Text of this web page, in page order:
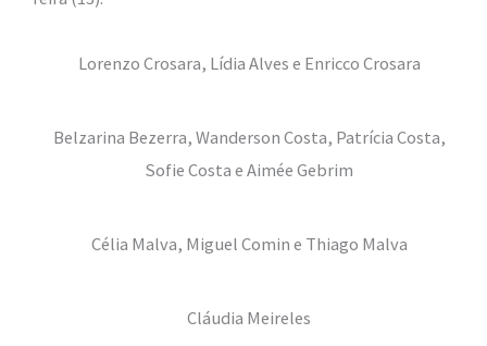
Lorenzo Crosara, Lídia Alves e Enricco Crosara
Belzarina Bezerra, Wanderson Costa, Patrícia Costa,
Sofie Costa e Aimée Gebrim
Célia Malva, Miguel Comin e Thiago Malva
Cláudia Meireles